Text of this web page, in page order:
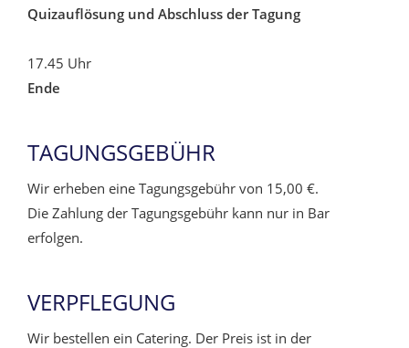
Quizauflösung und Abschluss der Tagung
17.45 Uhr
Ende
TAGUNGSGEBÜHR
Wir erheben eine Tagungsgebühr von 15,00 €.
Die Zahlung der Tagungsgebühr kann nur in Bar
erfolgen.
VERPFLEGUNG
Wir bestellen ein Catering. Der Preis ist in der